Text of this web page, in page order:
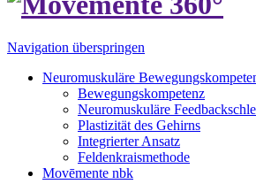
Navigation überspringen
Neuromuskuläre
Bewegungskompetenz
Neuromuskuläre
Plastizität des Gehirns
Integrierter Ansatz
Feldenkraismethode
Movēmente nbk